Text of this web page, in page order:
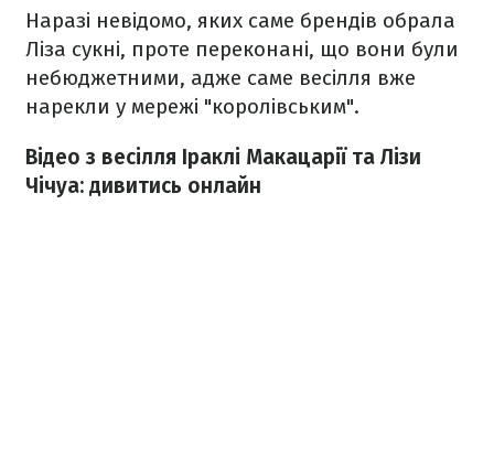
Наразі невідомо, яких саме брендів обрала
Ліза сукні, проте переконані, що вони були
небюджетними, адже саме весілля вже
нарекли у мережі "королівським".
Відео з весілля Іраклі Макацарії та Лізи
Чічуа: дивитись онлайн